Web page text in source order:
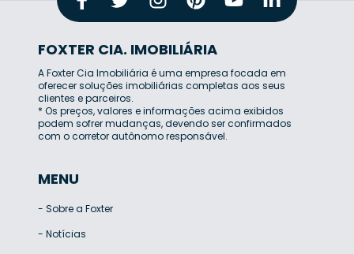
FOXTER CIA. IMOBILIÁRIA
A Foxter Cia Imobiliária é uma empresa focada em
oferecer soluções imobiliárias completas aos seus
clientes e parceiros.
* Os preços, valores e informações acima exibidos
podem sofrer mudanças, devendo ser confirmados
com o corretor autônomo responsável.
MENU
- Sobre a Foxter
- Notícias